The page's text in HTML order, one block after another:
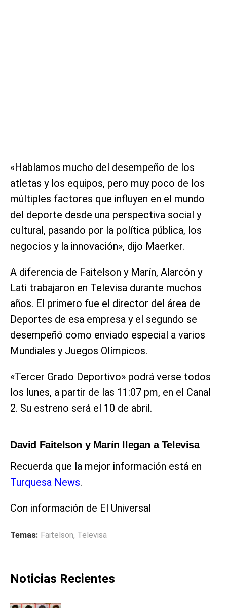
«Hablamos mucho del desempeño de los
atletas y los equipos, pero muy poco de los
múltiples factores que influyen en el mundo
del deporte desde una perspectiva social y
cultural, pasando por la política pública, los
negocios y la innovación», dijo Maerker.
A diferencia de Faitelson y Marín, Alarcón y
Lati trabajaron en Televisa durante muchos
años. El primero fue el director del área de
Deportes de esa empresa y el segundo se
desempeñó como enviado especial a varios
Mundiales y Juegos Olímpicos.
«Tercer Grado Deportivo» podrá verse todos
los lunes, a partir de las 11:07 pm, en el Canal
2. Su estreno será el 10 de abril.
David Faitelson y Marín llegan a Televisa
Recuerda que la mejor información está en
Turquesa News.
Con información de El Universal
Temas: Faitelson, Televisa
Noticias Recientes